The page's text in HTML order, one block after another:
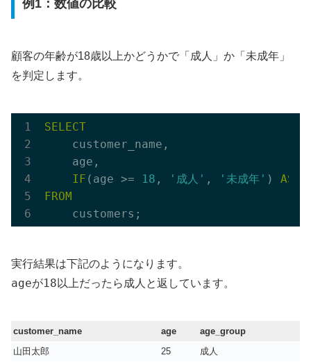
例1：数値の比較
顧客の年齢が18歳以上かどうかで「成人」か「未成年」
を判定します。
SELECT
    customer_name,
    age,
IF (age >= 18 , '成人' , '未成年' ) AS
FROM
実行結果は下記のようになります。
ageが18 以上だったら成人 と返しています。
customer_name age
age_group
山田太郎
25
成人